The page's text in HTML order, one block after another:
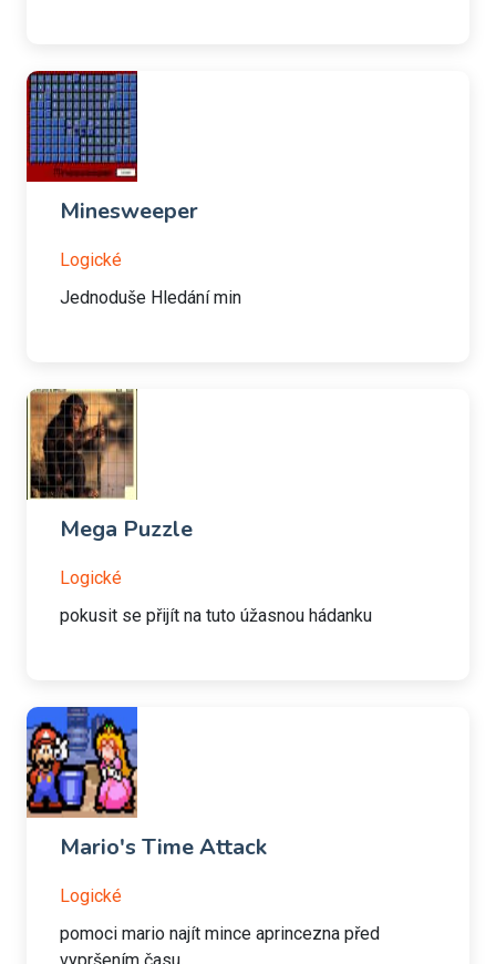
Minesweeper
Logické
Jednoduše Hledání min
Mega Puzzle
Logické
pokusit se přijít na tuto úžasnou hádanku
Mario's Time Attack
Logické
pomoci mario najít mince aprincezna před